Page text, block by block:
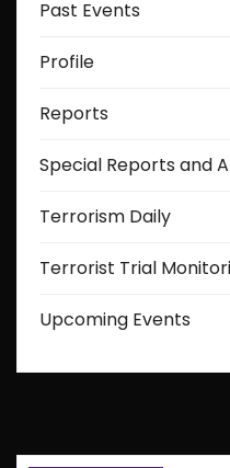
Past Events
Profile
Reports
Special Reports and
Terrorism Daily
Terrorist Trial
Upcoming Events